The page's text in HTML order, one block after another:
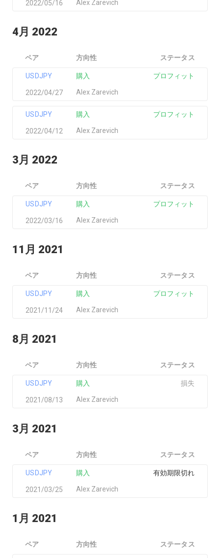
Alex Zarevich
2022/05/16
4月 2022
ペア 方向性 ステータス
USDJPY
Alex Zarevich
購入
2022/04/27
プロフィット
USDJPY
Alex Zarevich
購入
2022/04/12
プロフィット
3月 2022
ペア 方向性 ステータス
USDJPY
Alex Zarevich
購入
2022/03/16
プロフィット
11月 2021
ペア 方向性 ステータス
USDJPY
Alex Zarevich
購入
2021/11/24
プロフィット
8月 2021
ペア 方向性 ステータス
USDJPY
Alex Zarevich
購入
2021/08/13
損失
3月 2021
ペア 方向性 ステータス
USDJPY
Alex Zarevich
購入
2021/03/25
有効期限切れ
1月 2021
ペア 方向性 ステータス